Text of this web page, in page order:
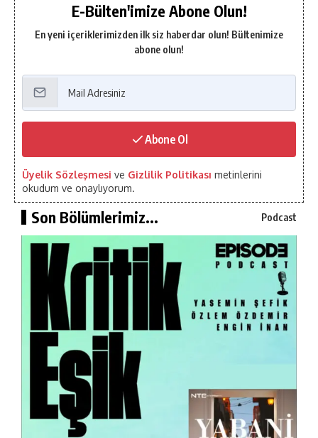
E-Bülten'imize Abone Olun!
En yeni içeriklerimizden ilk siz haberdar olun! Bültenimize
abone olun!
Abone Ol
Üyelik Sözleşmesi ve Gizlilik Politikası metinlerini
okudum ve onaylıyorum.
Son Bölümlerimiz... Podcast